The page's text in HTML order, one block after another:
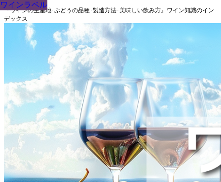
『ワインの生産地･ぶどうの品種･製造方法･美味しい飲み方』ワイン知識のイン
デックス
ワインラベル
ワインラベル
ワインラベル
ワインラベル
ワインラベル
ワインラベル
ワインラベル
ワインラベル
ワインラベル